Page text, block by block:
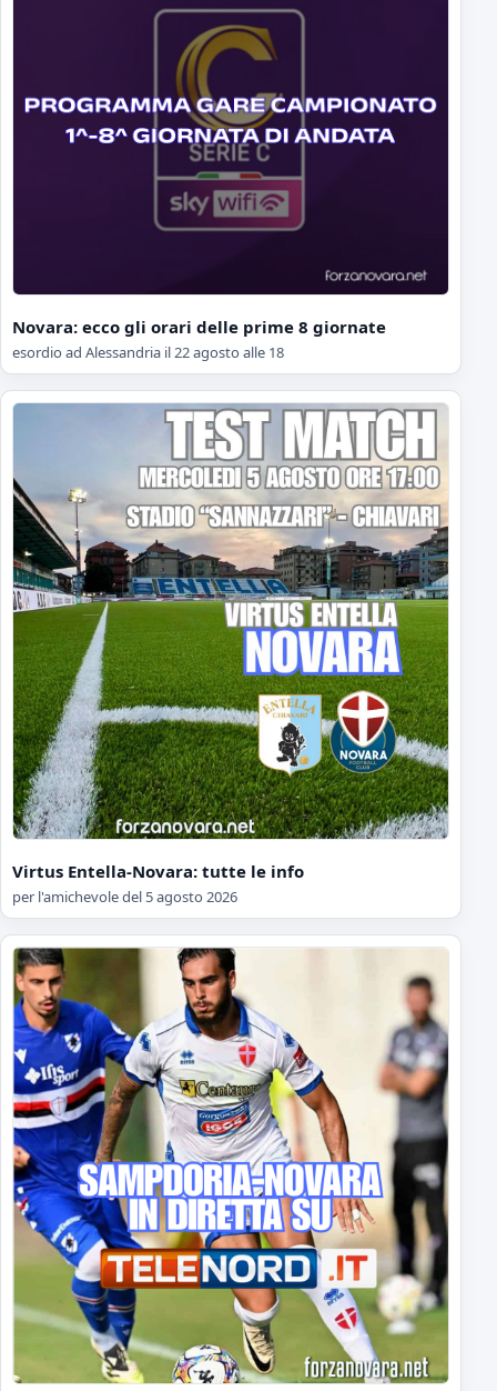
Novara: ecco gli orari delle prime 8 giornate
esordio ad Alessandria il 22 agosto alle 18
Virtus Entella-Novara: tutte le info
per l'amichevole del 5 agosto 2026